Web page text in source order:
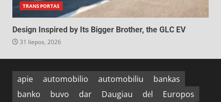
TRANSPORTAS
Design Inspired by Its Bigger Brother, the GLC EV
31 liepos, 2026
apie automobilio automobiliu
bankas
banko
buvo dar Daugiau dėl
Europos